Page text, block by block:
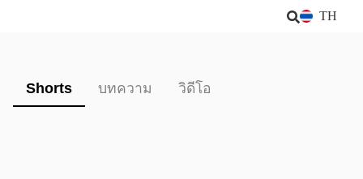
TH
Shorts บทความ วิดีโอ